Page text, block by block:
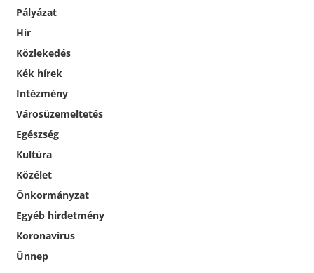
Pályázat
Hír
Közlekedés
Kék hírek
Intézmény
Városüzemeltetés
Egészség
Kultúra
Közélet
Önkormányzat
Egyéb hirdetmény
Koronavírus
Ünnep